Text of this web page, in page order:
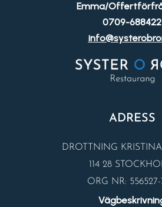
Emma/
0709-688422
ADRESS
DROTTNING
114 28
ORG NR: 556527-